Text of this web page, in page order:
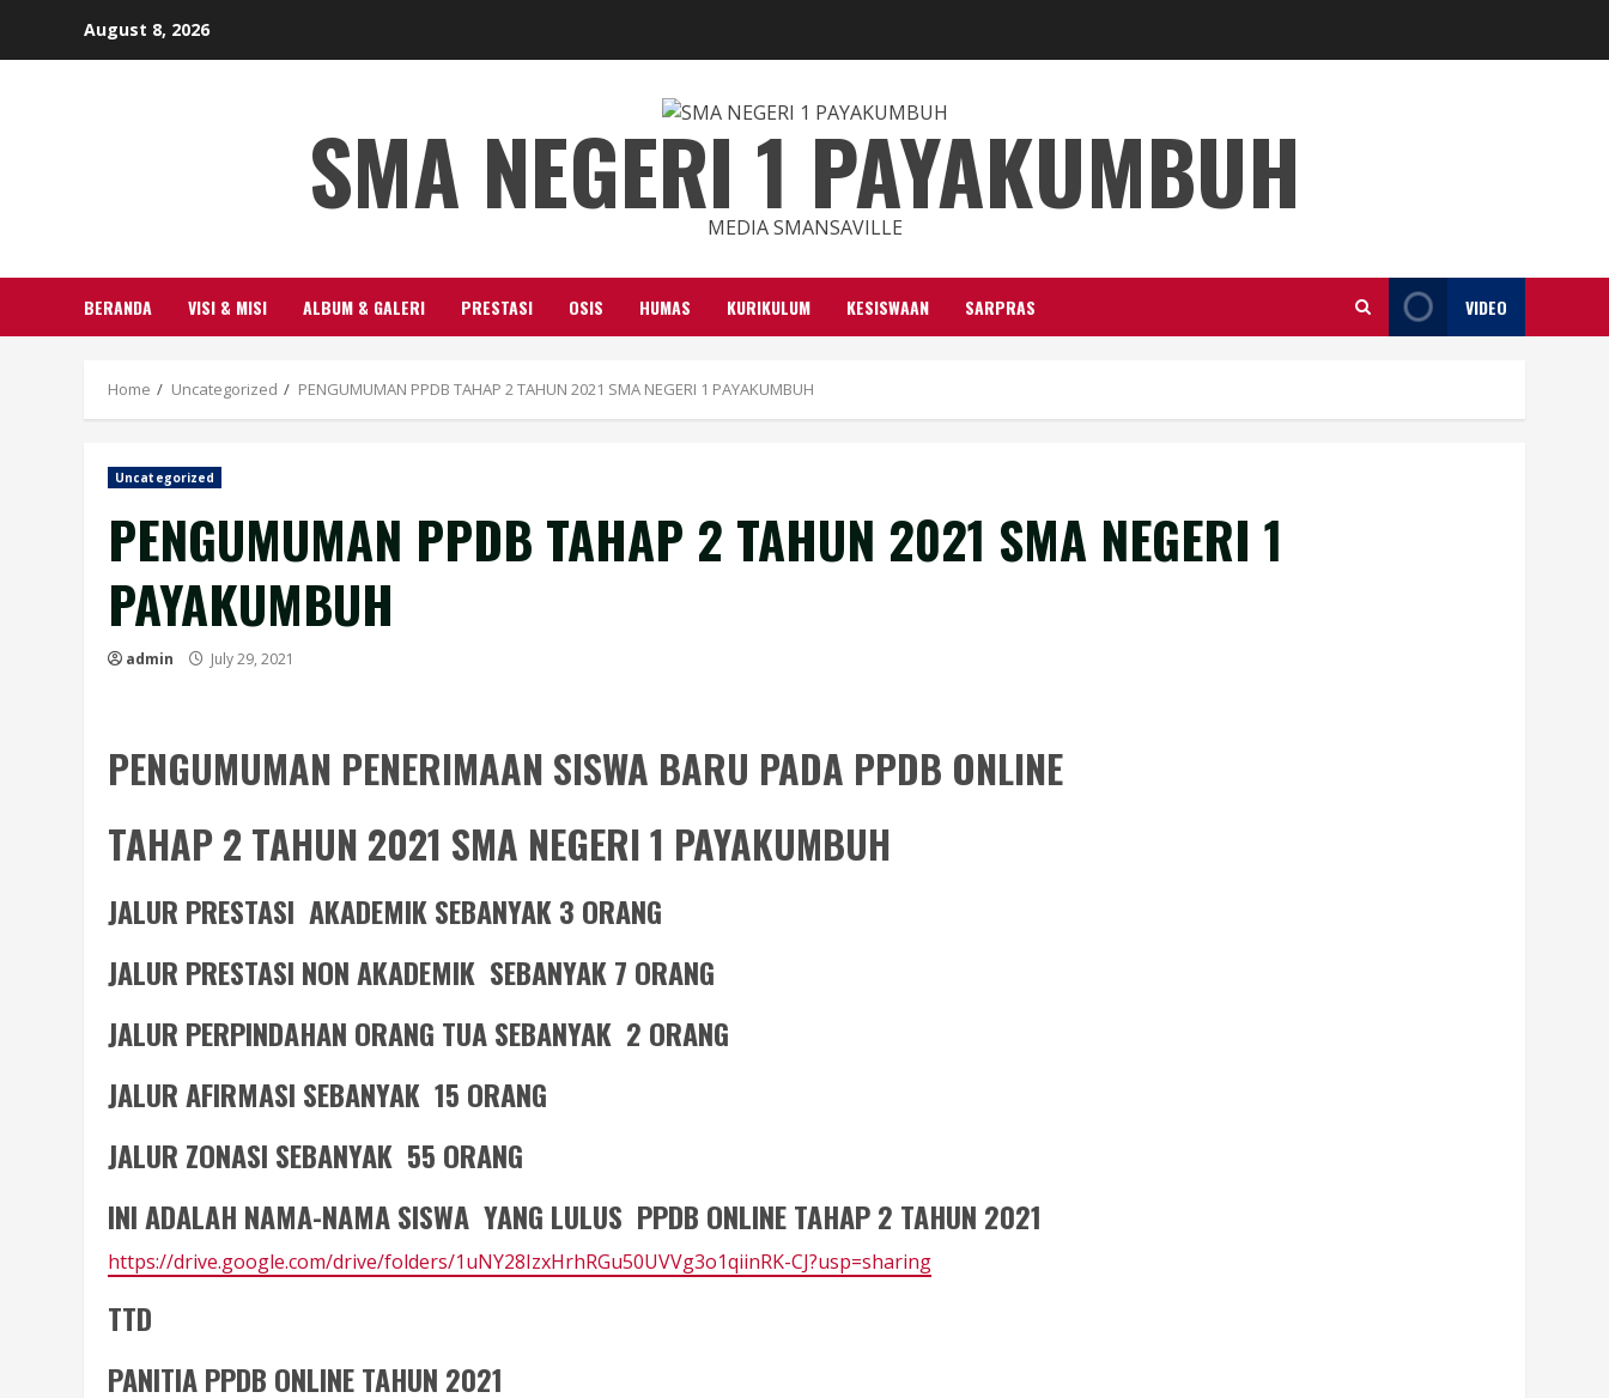
August 8, 2026
SMA NEGERI 1 PAYAKUMBUH
MEDIA SMANSAVILLE
BERANDA VISI & MISI ALBUM & GALERI PRESTASI OSIS HUMAS KURIKULUM KESISWAAN SARPRAS VIDEO
Home Uncategorized PENGUMUMAN PPDB TAHAP 2 TAHUN 2021 SMA NEGERI 1 PAYAKUMBUH
Uncategorized
PENGUMUMAN PPDB TAHAP 2 TAHUN 2021 SMA NEGERI 1
PAYAKUMBUH
admin July 29, 2021
PENGUMUMAN PENERIMAAN SISWA BARU PADA PPDB ONLINE
TAHAP 2 TAHUN 2021 SMA NEGERI 1 PAYAKUMBUH
JALUR PRESTASI AKADEMIK SEBANYAK 3 ORANG
JALUR PRESTASI NON AKADEMIK SEBANYAK 7 ORANG
JALUR PERPINDAHAN ORANG TUA SEBANYAK 2 ORANG
JALUR AFIRMASI SEBANYAK 15 ORANG
JALUR ZONASI SEBANYAK 55 ORANG
INI ADALAH NAMA-NAMA SISWA YANG LULUS PPDB ONLINE TAHAP 2 TAHUN 2021
https://drive.google.com/drive/folders/1uNY28IzxHrhRGu50UVVg3o1qiinRK-CJ?usp=sharing
TTD
PANITIA PPDB ONLINE TAHUN 2021